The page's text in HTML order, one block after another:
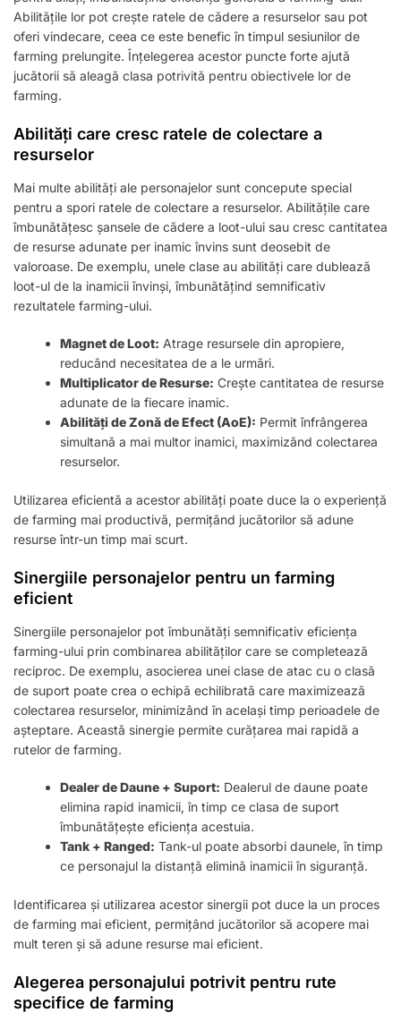
Abilitățile lor pot crește ratele de cădere a resurselor sau pot
oferi vindecare, ceea ce este benefic în timpul sesiunilor de
farming prelungite. Înțelegerea acestor puncte forte ajută
jucătorii să aleagă clasa potrivită pentru obiectivele lor de
farming.
Abilități care cresc ratele de colectare a
resurselor
Mai multe abilități ale personajelor sunt concepute special
pentru a spori ratele de colectare a resurselor. Abilitățile care
îmbunătățesc șansele de cădere a loot-ului sau cresc cantitatea
de resurse adunate per inamic învins sunt deosebit de
valoroase. De exemplu, unele clase au abilități care dublează
loot-ul de la inamicii învinși, îmbunătățind semnificativ
rezultatele farming-ului.
Magnet de Loot: Atrage resursele din apropiere,
reducând necesitatea de a le urmări.
Multiplicator de Resurse: Crește cantitatea de resurse
adunate de la fiecare inamic.
Abilități de Zonă de Efect (AoE): Permit înfrângerea
simultană a mai multor inamici, maximizând colectarea
resurselor.
Utilizarea eficientă a acestor abilități poate duce la o experiență
de farming mai productivă, permițând jucătorilor să adune
resurse într-un timp mai scurt.
Sinergiile personajelor pentru un farming
eficient
Sinergiile personajelor pot îmbunătăți semnificativ eficiența
farming-ului prin combinarea abilităților care se completează
reciproc. De exemplu, asocierea unei clase de atac cu o clasă
de suport poate crea o echipă echilibrată care maximizează
colectarea resurselor, minimizând în același timp perioadele de
așteptare. Această sinergie permite curățarea mai rapidă a
rutelor de farming.
Dealer de Daune + Suport: Dealerul de daune poate
elimina rapid inamicii, în timp ce clasa de suport
îmbunătățește eficiența acestuia.
Tank + Ranged: Tank-ul poate absorbi daunele, în timp
ce personajul la distanță elimină inamicii în siguranță.
Identificarea și utilizarea acestor sinergii pot duce la un proces
de farming mai eficient, permițând jucătorilor să acopere mai
mult teren și să adune resurse mai eficient.
Alegerea personajului potrivit pentru rute
specifice de farming